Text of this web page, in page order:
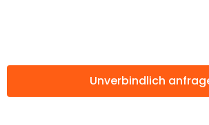
Unverbindlich